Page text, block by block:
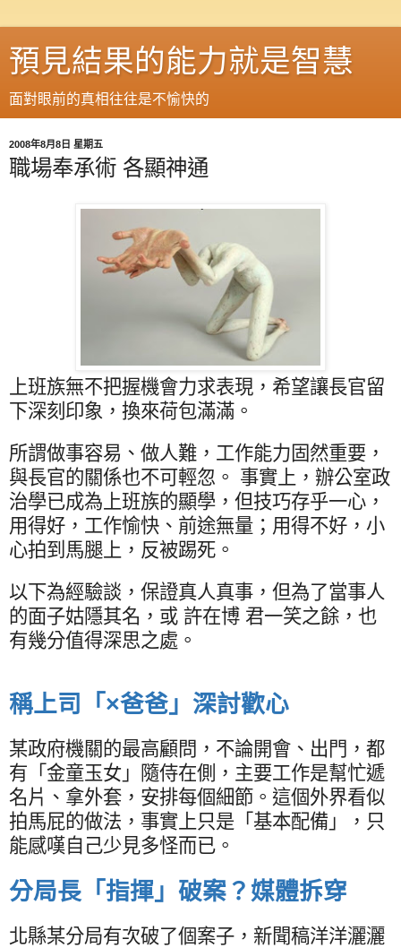
預見結果的能力就是智慧
面對眼前的真相往往是不愉快的
2008年8月8日 星期五
職場奉承術 各顯神通
上班族無不把握機會力求表現，希望讓長官留
下深刻印象，換來荷包滿滿。
所謂做事容易、做人難，工作能力固然重要，
與長官的關係也不可輕忽。 事實上，辦公室政
治學已成為上班族的顯學，但技巧存乎一心，
用得好，工作愉快、前途無量；用得不好，小
心拍到馬腿上，反被踢死。
以下為經驗談，保證真人真事，但為了當事人
的面子姑隱其名，或 許在博 君一笑之餘，也
有幾分值得深思之處。
稱上司「×爸爸」深討歡心
某政府機關的最高顧問，不論開會、出門，都
有「金童玉女」隨侍在側，主要工作是幫忙遞
名片、拿外套，安排每個細節。這個外界看似
拍馬屁的做法，事實上只是「基本配備」，只
能感嘆自己少見多怪而已。
分局長「指揮」破案？媒體拆穿
北縣某分局有次破了個案子，新聞稿洋洋灑灑